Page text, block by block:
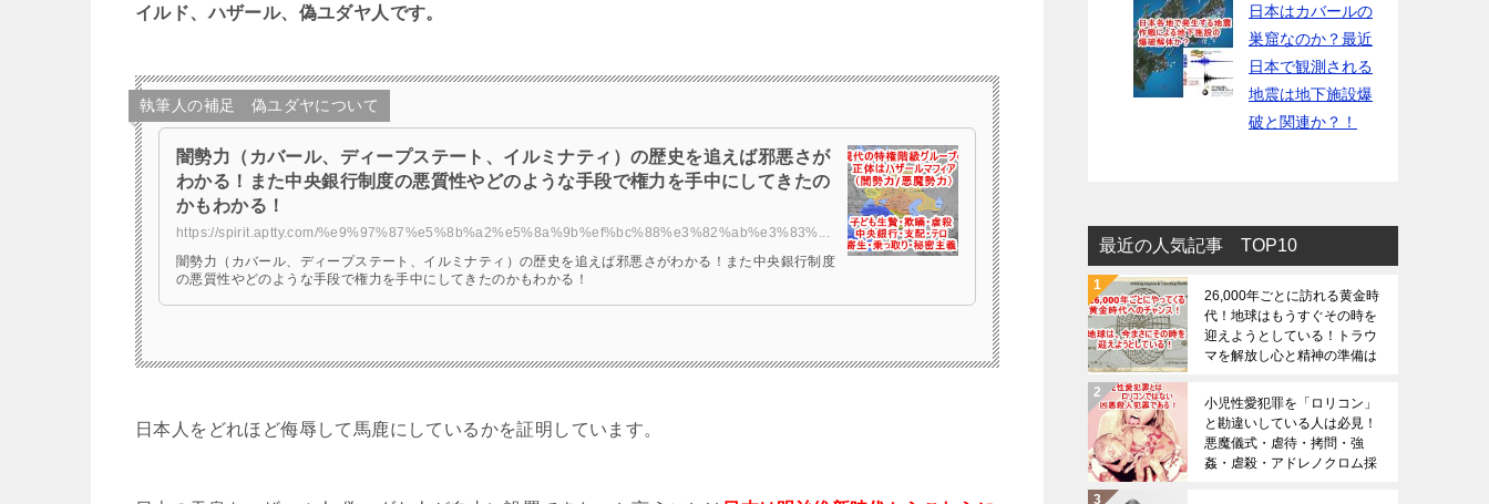
イルド、ハザール、偽ユダヤ人です。
執筆人の補足 偽ユダヤについて
闇勢力（カバール、ディープステート、イルミナティ）の歴史を追えば邪悪さが
わかる！また中央銀行制度の悪質性やどのような手段で権力を手中にしてきたの
かもわかる！
https://spirit.aptty.com/%e9%97%87%e5%8b%a2%e5%8a%9b%ef%bc%88%e3%82%ab%e3%83%...
闇勢力（カバール、ディープステート、イルミナティ）の歴史を追えば邪悪さがわかる！また中央銀行制度
の悪質性やどのような手段で権力を手中にしてきたのかもわかる！
日本人をどれほど侮辱して馬鹿にしているかを証明しています。
日本はカバールの
巣窟なのか？最近
日本で観測される
地震は地下施設爆
破と関連か？！
最近の人気記事 TOP10
26,000年ごとに訪れる黄金時
代！地球はもうすぐその時を
迎えようとしている！トラウ
マを解放し心と精神の準備は
小児性愛犯罪を「ロリコン」
と勘違いしている人は必見！
悪魔儀式・虐待・拷問・強
姦・虐殺・アドレノクロム採